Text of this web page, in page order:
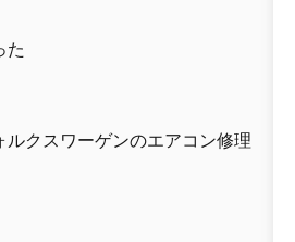
た
ルクスワーゲンのエアコン修理